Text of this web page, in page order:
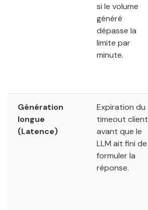
si le volume
généré
dépasse la
limite par
minute.
Génération
longue
(Latence)
Expiration du
timeout client
avant que le
LLM ait fini de
formuler la
réponse.